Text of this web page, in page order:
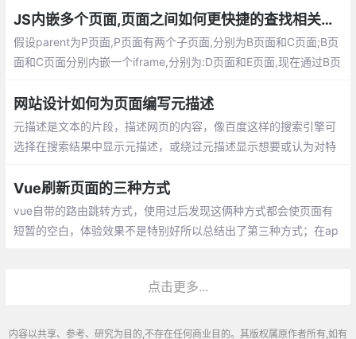
意+js、常用的纯css实现footer sticker
JS内嵌多个页面,页面之间如何更快捷的查找相关联的页面
假设parent为P页面,P页面有两个子页面,分别为B页面和C页面;B页
面和C页面分别内嵌一个iframe,分别为:D页面和E页面,现在通过B页
网站设计如何为页面编写元描述
元描述是文本的片段，描述网页的内容，像百度这样的搜索引擎可
选择在搜索结果中显示元描述，或绕过元描述显示想要或认为对特
谈到网站设计时候
Vue刷新页面的三种方式
vue自带的路由跳转方式，使用过后发现这俩种方式都会使页面有
短暂的空白，体验效果不是特别好所以总结出了第三种方式；在ap
点击更多...
内容以共享、参考、研究为目的,不存在任何商业目的。其版权属原作者所有,如有